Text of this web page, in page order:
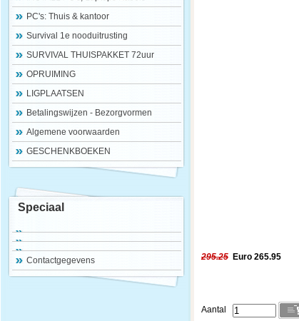
PC's: Thuis & kantoor
Survival 1e nooduitrusting
SURVIVAL THUISPAKKET 72uur
OPRUIMING
LIGPLAATSEN
Betalingswijzen - Bezorgvormen
Algemene voorwaarden
GESCHENKBOEKEN
Speciaal
Contactgegevens 295.25 Euro 265.95
Aantal